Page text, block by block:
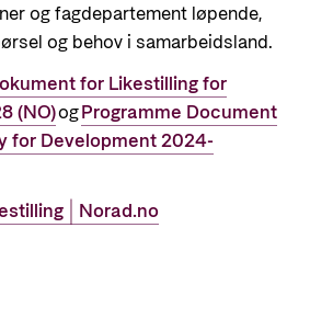
og fagdepartement løpende,
og behov i samarbeidsland.
for Likestilling for
(NO)ogProgramme Document
for Development 2024-
| Norad.no